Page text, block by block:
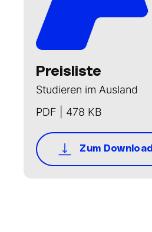
Preisliste
Studieren im Ausland
PDF | 478 KB
Zum Download